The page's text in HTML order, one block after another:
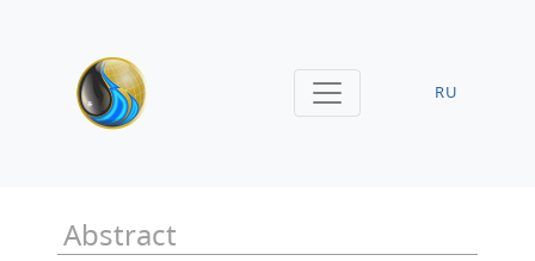
RU
Abstract